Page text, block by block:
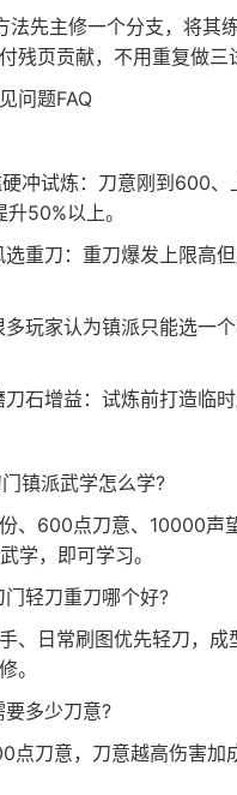
先主修一个分支，将其
残页贡献，不用重复做三
问题FAQ
试炼：刀意刚到600、
50%以上。
刀：重刀爆发上限高但
家认为镇派只能选一个
增益：试炼前打造临时
镇派武学怎么学?
600点刀意、10000声
学，即可学习。
轻刀重刀哪个好?
日常刷图优先轻刀，成
。
多少刀意?
刀意，刀意越高伤害加